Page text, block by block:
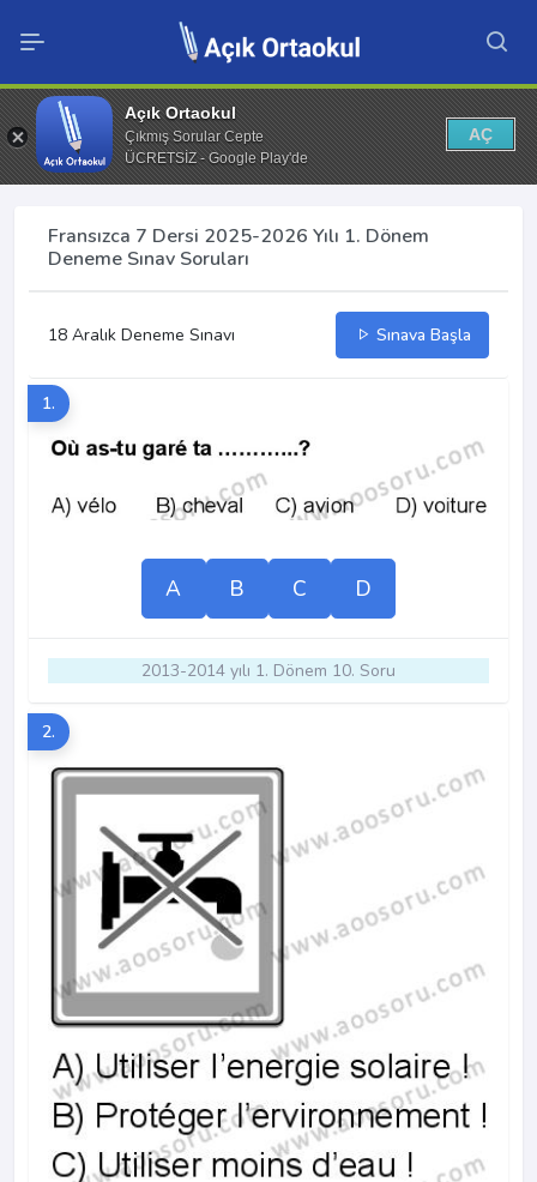
Açık Ortaokul
Çıkmış Sorular Cepte
ÜCRETSİZ - Google Play'de
AÇ
Fransızca 7 Dersi 2025-2026 Yılı 1. Dönem
Deneme Sınav Soruları
18 Aralık Deneme Sınavı Sınava Başla
1.
A B C D
2013-2014 yılı 1. Dönem 10. Soru
2.